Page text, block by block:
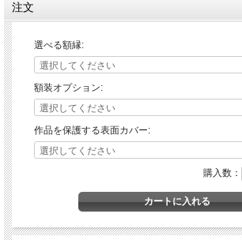
注文
選べる額縁:
額装オプション:
作品を保護する表面カバー:
購入数：